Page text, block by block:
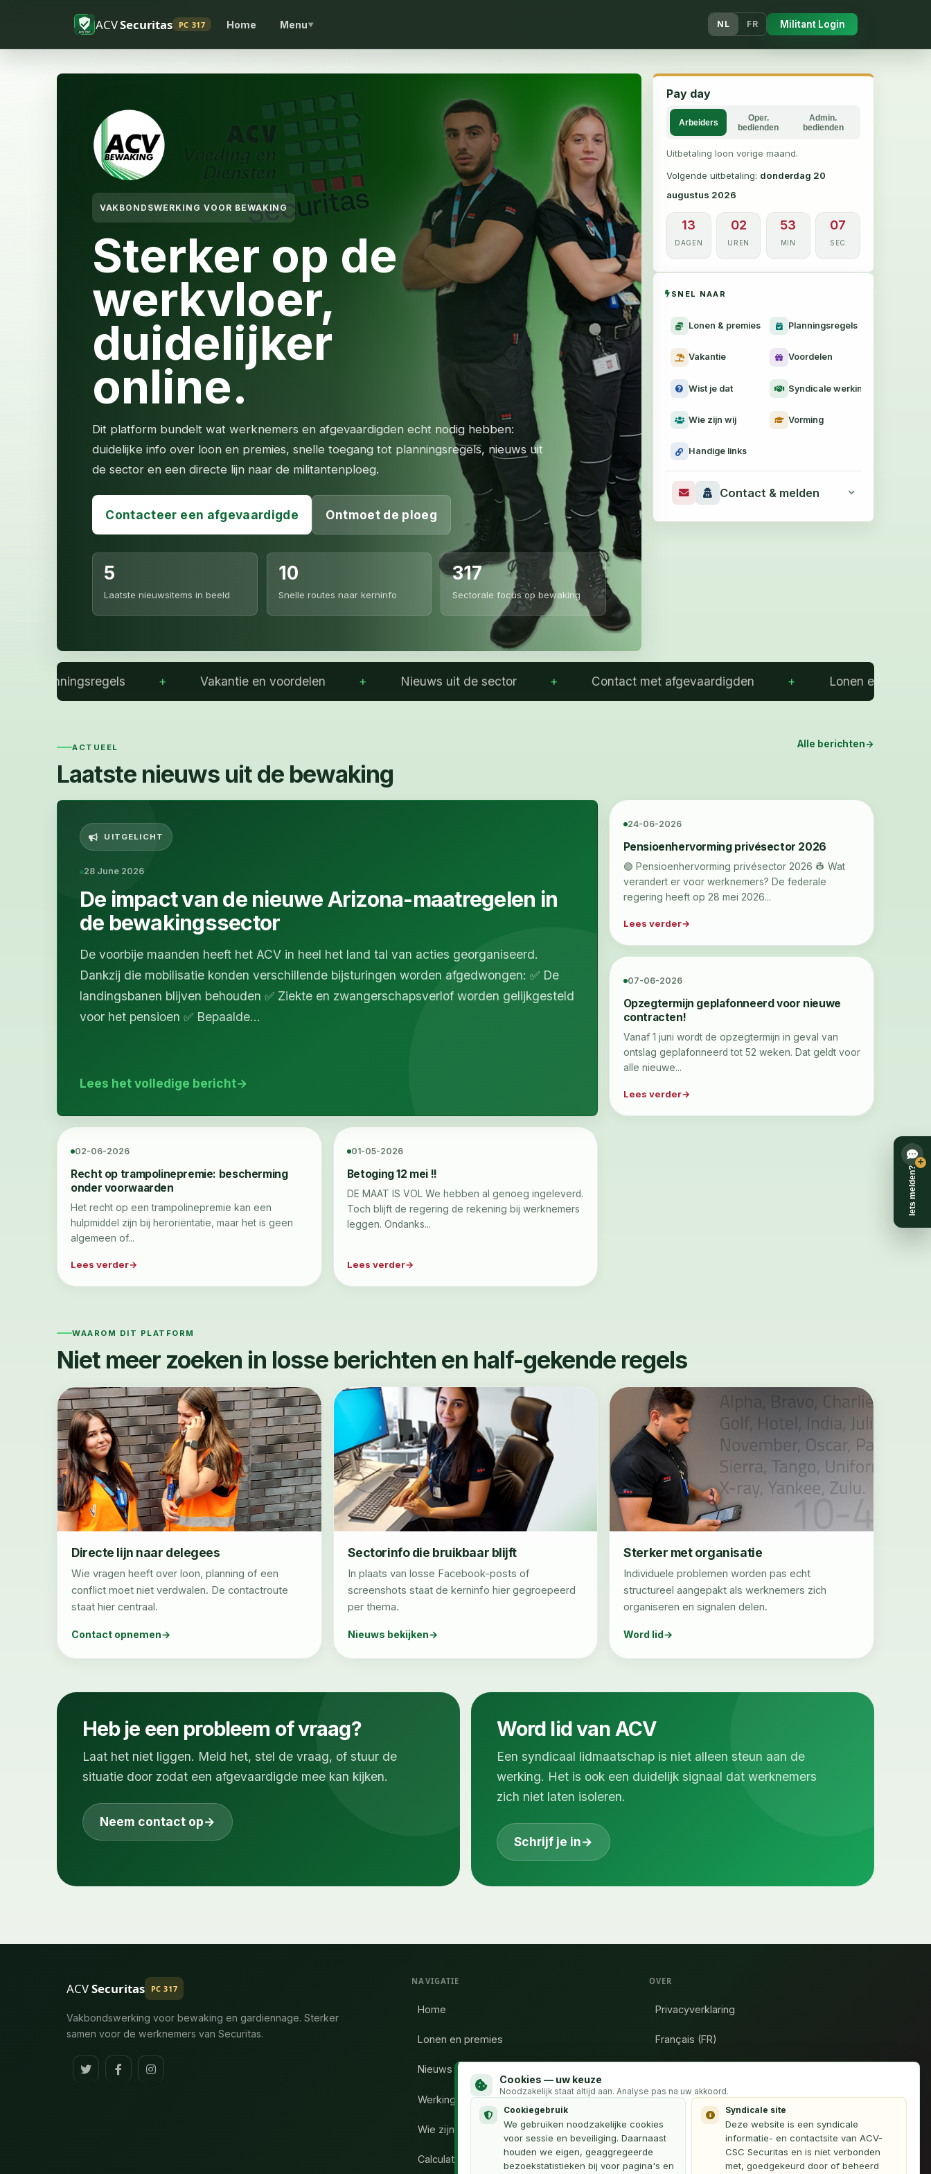
ACVSecuritas PC 317 Home Menu▼ NL FR Militant Login
+
Iets melden?
VAKBONDSWERKING VOOR BEWAKING
Sterker op de
werkvloer,
duidelijker
online.
Dit platform bundelt wat werknemers en afgevaardigden echt nodig hebben:
duidelijke info over loon en premies, snelle toegang tot planningsregels, nieuws uit
de sector en een directe lijn naar de militantenploeg.
Contacteer een afgevaardigde Ontmoet de ploeg
5
Laatste nieuwsitems in beeld
10
Snelle routes naar kerninfo
317
Sectorale focus op bewaking
Pay day
Arbeiders
Oper.
bedienden
Admin.
bedienden
Uitbetaling loon vorige maand.
Volgende uitbetaling: donderdag 20
augustus 2026
13
DAGEN
02
UREN
53
MIN
06
SEC
SNEL NAAR
Lonen & premies Planningsregels
Vakantie Voordelen
Wist je dat Syndicale werking
Wie zijn wij Vorming
Handige links
Contact & melden
Vakantie en voordelen Nieuws uit de sector Contact met afgevaardigden Lonen en premies
ACTUEEL
Laatste nieuws uit de bewaking
Alle berichten
UITGELICHT
28 June 2026
De impact van de nieuwe Arizona-maatregelen in
de bewakingssector
De voorbije maanden heeft het ACV in heel het land tal van acties georganiseerd.
Dankzij die mobilisatie konden verschillende bijsturingen worden afgedwongen: ✅ De
landingsbanen blijven behouden ✅ Ziekte en zwangerschapsverlof worden gelijkgesteld
voor het pensioen ✅ Bepaalde...
Lees het volledige bericht
24-06-2026
Pensioenhervorming privésector 2026
🟢 Pensioenhervorming privésector 2026 👷 Wat
verandert er voor werknemers? De federale
regering heeft op 28 mei 2026...
Lees verder
07-06-2026
Opzegtermijn geplafonneerd voor nieuwe
contracten!
Vanaf 1 juni wordt de opzegtermijn in geval van
ontslag geplafonneerd tot 52 weken. Dat geldt voor
alle nieuwe...
Lees verder
02-06-2026
Recht op trampolinepremie: bescherming
onder voorwaarden
Het recht op een trampolinepremie kan een
hulpmiddel zijn bij heroriëntatie, maar het is geen
algemeen of...
Lees verder
01-05-2026
Betoging 12 mei !!
DE MAAT IS VOL We hebben al genoeg ingeleverd.
Toch blijft de regering de rekening bij werknemers
leggen. Ondanks...
Lees verder
WAAROM DIT PLATFORM
Niet meer zoeken in losse berichten en half-gekende regels
Directe lijn naar delegees
Wie vragen heeft over loon, planning of een
conflict moet niet verdwalen. De contactroute
staat hier centraal.
Contact opnemen
Sectorinfo die bruikbaar blijft
In plaats van losse Facebook-posts of
screenshots staat de kerninfo hier gegroepeerd
per thema.
Nieuws bekijken
Sterker met organisatie
Individuele problemen worden pas echt
structureel aangepakt als werknemers zich
organiseren en signalen delen.
Word lid
Heb je een probleem of vraag?
Laat het niet liggen. Meld het, stel de vraag, of stuur de
situatie door zodat een afgevaardigde mee kan kijken.
Neem contact op→
Word lid van ACV
Een syndicaal lidmaatschap is niet alleen steun aan de
werking. Het is ook een duidelijk signaal dat werknemers
zich niet laten isoleren.
Schrijf je in→
ACVSecuritas PC 317
Vakbondswerking voor bewaking en gardiennage. Sterker
samen voor de werknemers van Securitas.
NAVIGATIE
Home
Lonen en premies
Nieuws
Werking vakbond
Wie zijn wij
Calculator uren
OVER
Privacyverklaring
Français (FR)
Dit platform is een initiatief van
vakbondsafgevaardigden van ACV-Securitas en is
niet verbonden met Securitas NV.
Cookies — uw keuze
Noodzakelijk staat altijd aan. Analyse pas na uw akkoord.
Cookiegebruik
We gebruiken noodzakelijke cookies
voor sessie en beveiliging. Daarnaast
houden we eigen, geaggregeerde
bezoekstatistieken bij voor pagina's en
Syndicale site
Deze website is een syndicale
informatie- en contactsite van ACV-
CSC Securitas en is niet verbonden
met, goedgekeurd door of beheerd